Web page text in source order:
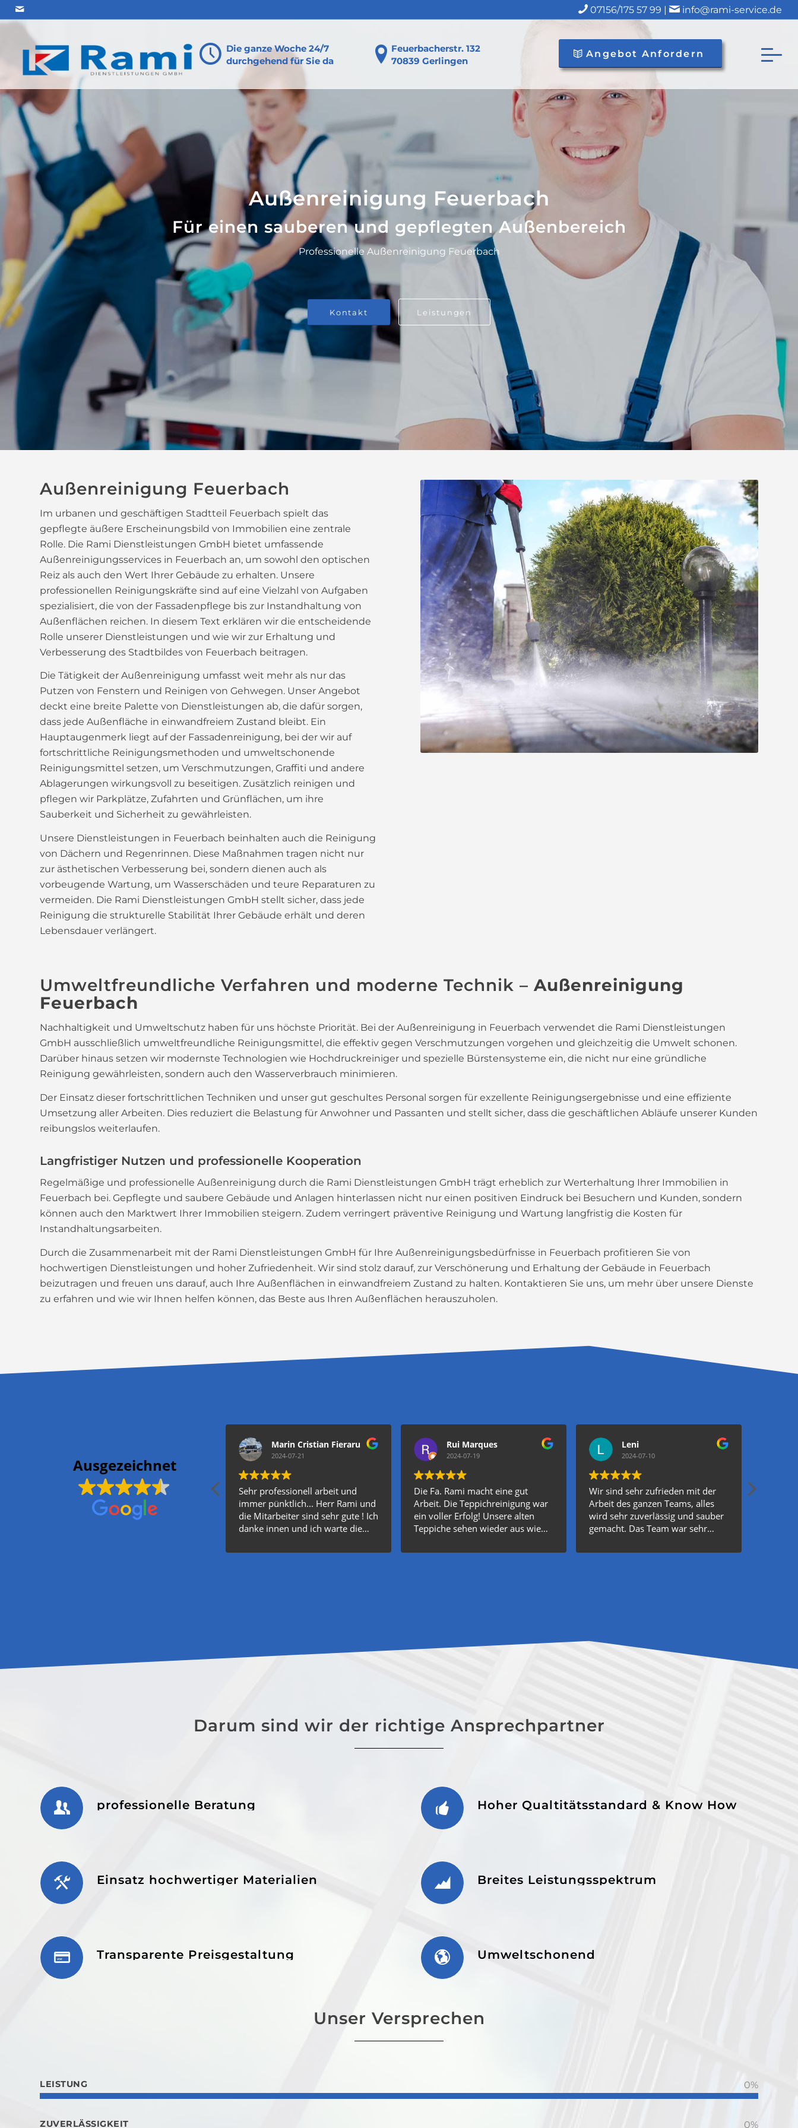
07156/175 57 99 | info@rami-service.de
Die ganze Woche 24/7
durchgehend für Sie da
Feuerbacherstr. 132
70839 Gerlingen
Angebot Anfordern
Außenreinigung Feuerbach
Für einen sauberen und gepflegten Außenbereich
Professionelle Außenreinigung Feuerbach
Kontakt Leistungen
Außenreinigung Feuerbach
Im urbanen und geschäftigen Stadtteil Feuerbach spielt das
gepflegte äußere Erscheinungsbild von Immobilien eine zentrale
Rolle. Die Rami Dienstleistungen GmbH bietet umfassende
Außenreinigungsservices in Feuerbach an, um sowohl den optischen
Reiz als auch den Wert Ihrer Gebäude zu erhalten. Unsere
professionellen Reinigungskräfte sind auf eine Vielzahl von Aufgaben
spezialisiert, die von der Fassadenpflege bis zur Instandhaltung von
Außenflächen reichen. In diesem Text erklären wir die entscheidende
Rolle unserer Dienstleistungen und wie wir zur Erhaltung und
Verbesserung des Stadtbildes von Feuerbach beitragen.
Die Tätigkeit der Außenreinigung umfasst weit mehr als nur das
Putzen von Fenstern und Reinigen von Gehwegen. Unser Angebot
deckt eine breite Palette von Dienstleistungen ab, die dafür sorgen,
dass jede Außenfläche in einwandfreiem Zustand bleibt. Ein
Hauptaugenmerk liegt auf der Fassadenreinigung, bei der wir auf
fortschrittliche Reinigungsmethoden und umweltschonende
Reinigungsmittel setzen, um Verschmutzungen, Graffiti und andere
Ablagerungen wirkungsvoll zu beseitigen. Zusätzlich reinigen und
pflegen wir Parkplätze, Zufahrten und Grünflächen, um ihre
Sauberkeit und Sicherheit zu gewährleisten.
Unsere Dienstleistungen in Feuerbach beinhalten auch die Reinigung
von Dächern und Regenrinnen. Diese Maßnahmen tragen nicht nur
zur ästhetischen Verbesserung bei, sondern dienen auch als
vorbeugende Wartung, um Wasserschäden und teure Reparaturen zu
vermeiden. Die Rami Dienstleistungen GmbH stellt sicher, dass jede
Reinigung die strukturelle Stabilität Ihrer Gebäude erhält und deren
Lebensdauer verlängert.
Umweltfreundliche Verfahren und moderne Technik – Außenreinigung
Feuerbach
Nachhaltigkeit und Umweltschutz haben für uns höchste Priorität. Bei der Außenreinigung in Feuerbach verwendet die Rami Dienstleistungen
GmbH ausschließlich umweltfreundliche Reinigungsmittel, die effektiv gegen Verschmutzungen vorgehen und gleichzeitig die Umwelt schonen.
Darüber hinaus setzen wir modernste Technologien wie Hochdruckreiniger und spezielle Bürstensysteme ein, die nicht nur eine gründliche
Reinigung gewährleisten, sondern auch den Wasserverbrauch minimieren.
Der Einsatz dieser fortschrittlichen Techniken und unser gut geschultes Personal sorgen für exzellente Reinigungsergebnisse und eine effiziente
Umsetzung aller Arbeiten. Dies reduziert die Belastung für Anwohner und Passanten und stellt sicher, dass die geschäftlichen Abläufe unserer Kunden
reibungslos weiterlaufen.
Langfristiger Nutzen und professionelle Kooperation
Regelmäßige und professionelle Außenreinigung durch die Rami Dienstleistungen GmbH trägt erheblich zur Werterhaltung Ihrer Immobilien in
Feuerbach bei. Gepflegte und saubere Gebäude und Anlagen hinterlassen nicht nur einen positiven Eindruck bei Besuchern und Kunden, sondern
können auch den Marktwert Ihrer Immobilien steigern. Zudem verringert präventive Reinigung und Wartung langfristig die Kosten für
Instandhaltungsarbeiten.
Durch die Zusammenarbeit mit der Rami Dienstleistungen GmbH für Ihre Außenreinigungsbedürfnisse in Feuerbach profitieren Sie von
hochwertigen Dienstleistungen und hoher Zufriedenheit. Wir sind stolz darauf, zur Verschönerung und Erhaltung der Gebäude in Feuerbach
beizutragen und freuen uns darauf, auch Ihre Außenflächen in einwandfreiem Zustand zu halten. Kontaktieren Sie uns, um mehr über unsere Dienste
zu erfahren und wie wir Ihnen helfen können, das Beste aus Ihren Außenflächen herauszuholen.
Ausgezeichnet
Marin Cristian Fieraru
2024-07-21
Sehr professionell arbeit und
immer pünktlich... Herr Rami und
die Mitarbeiter sind sehr gute ! Ich
danke innen und ich warte die
Bis nexte mall !!! 💪😎🙏
Rui Marques
2024-07-19
Die Fa. Rami macht eine gut
Arbeit. Die Teppichreinigung war
ein voller Erfolg! Unsere alten
Teppiche sehen wieder aus wie
sich frischer an. Die Mitarbeiter
Leni
2024-07-10
Wir sind sehr zufrieden mit der
Arbeit des ganzen Teams, alles
wird sehr zuverlässig und sauber
gemacht. Das Team war sehr
guten Job gemacht. Herr Rami
Darum sind wir der richtige Ansprechpartner
professionelle Beratung Hoher Qualtitätsstandard & Know How
Einsatz hochwertiger Materialien Breites Leistungsspektrum
Transparente Preisgestaltung Umweltschonend
Unser Versprechen
LEISTUNG 0%
ZUVERLÄSSIGKEIT 0%